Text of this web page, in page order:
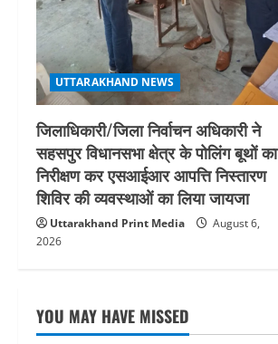
UTTARAKHAND NEWS
जिलाधिकारी/जिला निर्वाचन अधिकारी ने
सहसपुर विधानसभा क्षेत्र के पोलिंग बूथों का
निरीक्षण कर एसआईआर आपत्ति निस्तारण
शिविर की व्यवस्थाओं का लिया जायजा
Uttarakhand Print Media
August 6,
2026
YOU MAY HAVE MISSED